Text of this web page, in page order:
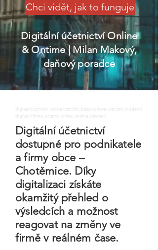
Chci vidět, jak to funguje
Digitální účetnictví Online
& Ontime| Milan Makový,
daňový poradce
digitalni uctnictvi, online uctnictvi, bezpapirove uctnictvi, moderni
digitalni firma, uctarna online, ontime uctovani
Digitální účetnictví
dostupné pro podnikatele
a firmy obce –
Chotěmice. Díky
digitalizaci získáte
okamžitý přehled o
výsledcích a možnost
reagovat na změny ve
firmě v reálném čase.